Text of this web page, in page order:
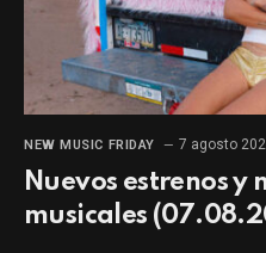
NEW MUSIC FRIDAY 7 agosto
Nuevos estrenos y
musicales